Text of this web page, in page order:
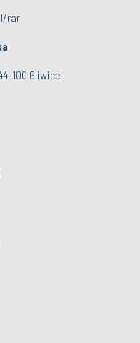
rar
100 Gliwice